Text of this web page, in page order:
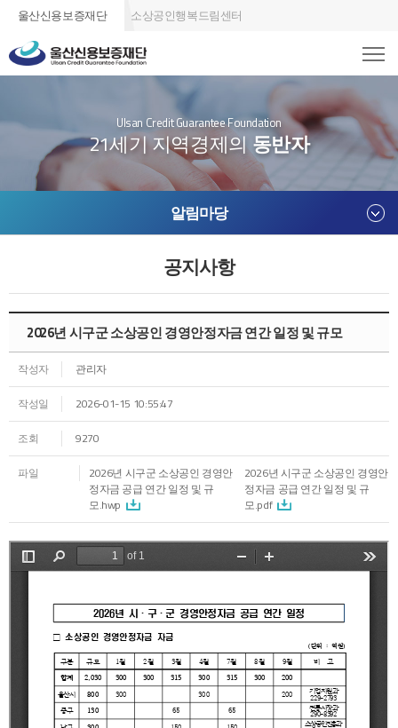
울산신용보증재단 소상공인행복드림센터
Ulsan Credit Guarantee Foundation
21세기 지역경제의동반자
알림마당
공지사항
2026년 시구군 소상공인 경영안정자금 연간 일정 및 규모
작성자 관리자
작성일 2026-01-15 10:55:47
조회 9270
파일
2026년 시구군 소상공인 경영안
정자금 공급 연간 일정 및 규
모.hwp
2026년 시구군 소상공인 경영안
정자금 공급 연간 일정 및 규
모.pdf